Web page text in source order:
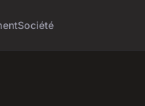
Société